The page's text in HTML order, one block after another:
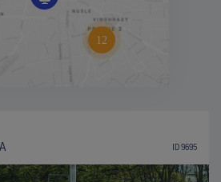
ID 9695